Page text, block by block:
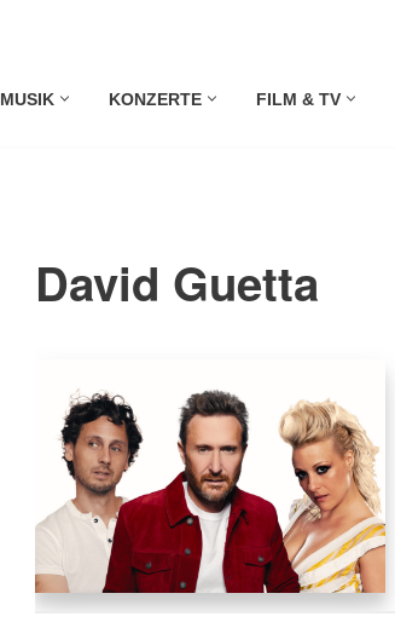
MUSIK KONZERTE FILM & TV
David Guetta